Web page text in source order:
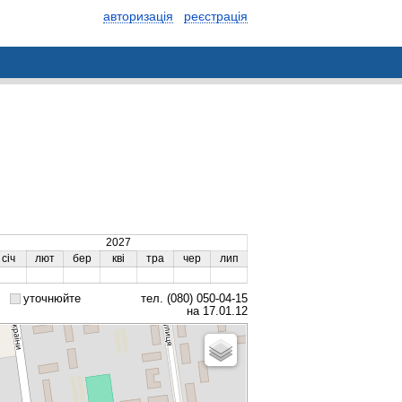
авторизація реєстрація
2027
січ
лют бер кві тра чер лип
уточнюйте
тел. (080) 050-04-15
на 17.01.12